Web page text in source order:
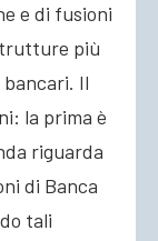
e di fusioni
più
Il
la prima è
riguarda
di Banca
tali